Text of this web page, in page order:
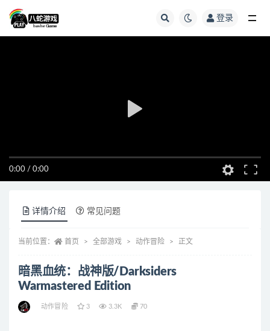
登录
0:00 / 0:00
详情介绍 常见问题
当前位置： 首页 全部游戏 动作冒险 正文
暗黑血统：战神版/Darksiders
Warmastered Edition
动作冒险 3 3.3K 70